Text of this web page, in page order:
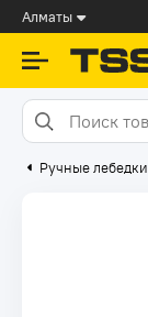
Алматы
Ручные лебедки